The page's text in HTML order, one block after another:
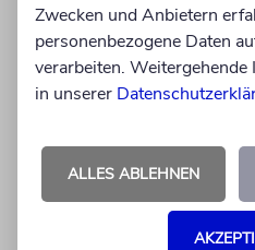
Tories wegen
von Ex-
Zwecken und Anbietern
personenbezogene Daten
verarbeiten.
in unserer
ALLES ABLEHNEN